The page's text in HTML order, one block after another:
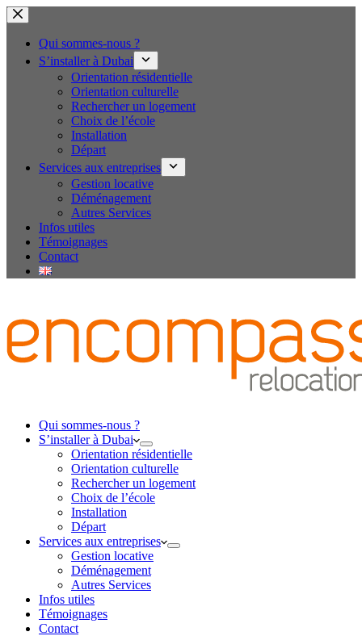
Passer
au
contenuQui sommes-nous ?
S’installer à Dubai
Orientation résidentielle
Orientation culturelle
Rechercher un logement
Choix de l’école
Installation
Départ
Services aux entreprises
Gestion locative
Déménagement
Autres Services
Infos utiles
Témoignages
Contact
Qui sommes-nous ?
S’installer à Dubai
Orientation résidentielle
Orientation culturelle
Rechercher un logement
Choix de l’école
Installation
Départ
Services aux entreprises
Gestion locative
Déménagement
Autres Services
Infos utiles
Témoignages
Contact